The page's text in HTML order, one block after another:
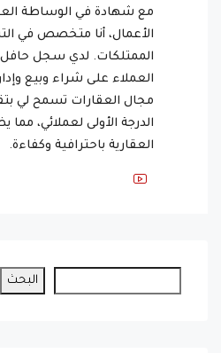
مع شهادة في الوساطة
الأعمال، أنا متخصص في
الممتلكات. لدي سجل
العملاء على شراء وبيع
مجال العقارات تسمح لي
الدرجة الأولى لعملائي، مما
العقارية باحترافية وكفاءة.
البحث